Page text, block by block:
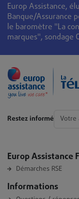
Europ Assistance,
Banque/Assurance
le baromètre "La
marques", sondage
Restez informé
Europ Assistance
Démarches RSE
Informations